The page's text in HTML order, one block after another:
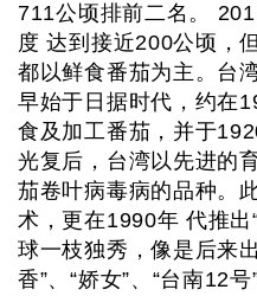
711公顷排前二名。
度 达到接近200公顷，
都以鲜食番茄为主。台
早始于日据时代，约在
食及加工番茄，并于
光复后，台湾以先进的
茄卷叶病毒病的品种。
术，更在1990年 代推出
球一枝独秀，像是后来
香”、“娇女”、“台南12